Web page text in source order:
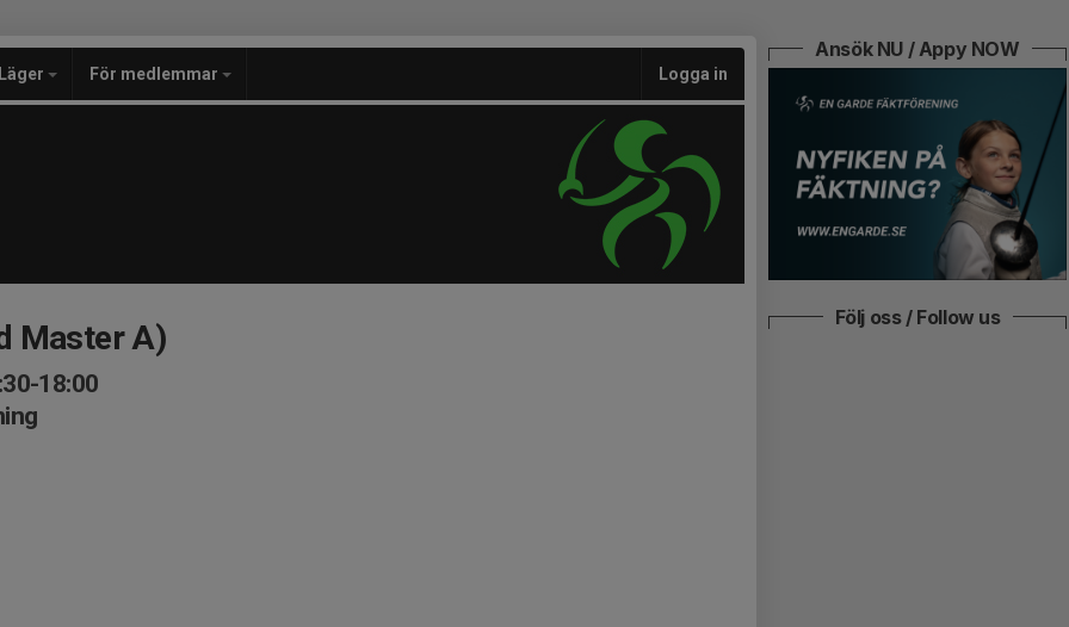
Läger För medlemmar Logga in
Master A)
18:00
Ansök NU / Appy NOW
Följ oss / Follow us